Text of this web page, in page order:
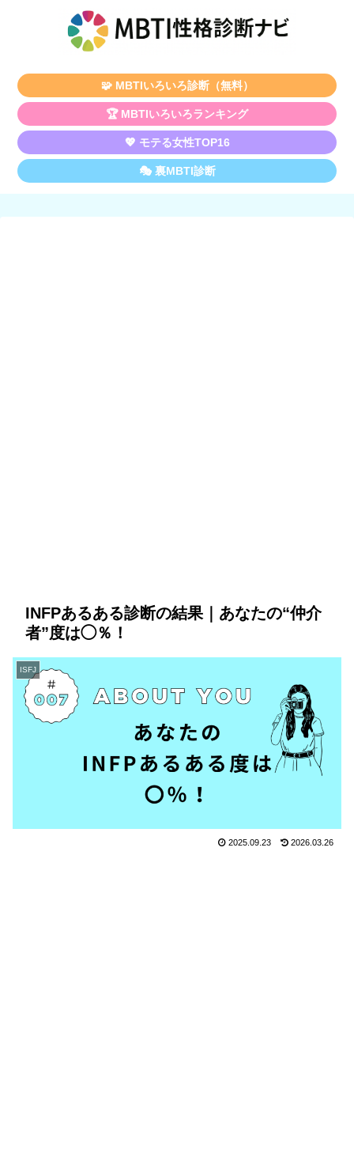
🧩 MBTIいろいろ診断（無料）
🏆 MBTIいろいろランキング
💖 モテる女性TOP16
🎭 裏MBTI診断
INFPあるある診断の結果｜あなたの“仲介
者”度は◯％！
ISFJ
2025.09.23 2026.03.26